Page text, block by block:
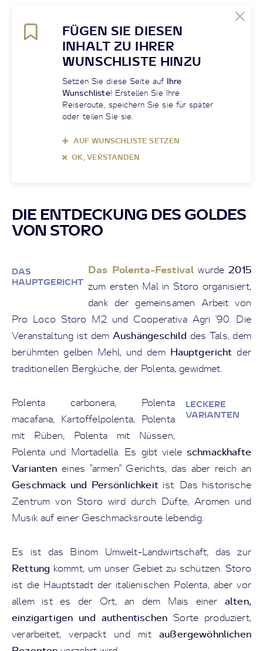
FÜGEN SIE DIESEN
INHALT ZU IHRER
WUNSCHLISTE HINZU
Setzen Sie diese Seite auf Ihre
Wunschliste! Erstellen Sie Ihre
Reiseroute, speichern Sie sie für später
oder teilen Sie sie.
AUF WUNSCHLISTE SETZEN
OK, VERSTANDEN
DIE ENTDECKUNG DES GOLDES
VON STORO
DAS
HAUPTGERICHT
Das Polenta-Festival wurde2015
zum ersten Mal in Storo organisiert,
dank der gemeinsamen Arbeit von
Pro Loco Storo M2 und Cooperativa Agri '90. Die
Veranstaltung ist dem Aushängeschild des Tals, dem
berühmten gelben Mehl, und dem Hauptgericht der
traditionellen Bergküche, der Polenta, gewidmet.
LECKERE
VARIANTEN
Polenta carbonera, Polenta
macafana, Kartoffelpolenta, Polenta
mit Rüben, Polenta mit Nüssen,
Polenta und Mortadella. Es gibt viele schmackhafte
Varianten eines "armen" Gerichts, das aber reich an
Geschmack und Persönlichkeit ist. Das historische
Zentrum von Storo wird durch Düfte, Aromen und
Musik auf einer Geschmacksroute lebendig.
Es ist das Binom Umwelt-Landwirtschaft, das zur
Rettung kommt, um unser Gebiet zu schützen. Storo
ist die Hauptstadt der italienischen Polenta, aber vor
allem ist es der Ort, an dem Mais einer alten,
einzigartigen und authentischen Sorte produziert,
verarbeitet, verpackt und mitaußergewöhnlichen